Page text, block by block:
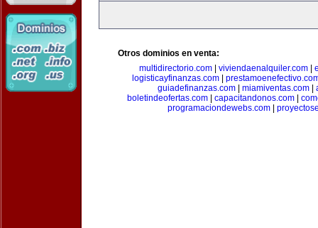
Otros dominios en venta:
multidirectorio.com| viviendaenalquiler.com|
logisticayfinanzas.com|
guiadefinanzas.com
miamiventas.com
boletindeofertas.com| capacitandonos.com|
programaciondewebs.com|